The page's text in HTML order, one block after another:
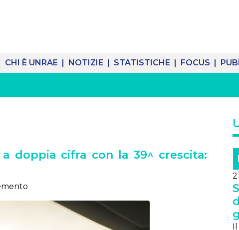
CHI È UNRAE | NOTIZIE | STATISTICHE | FOCUS |
doppia cifra con la 39^ crescita: